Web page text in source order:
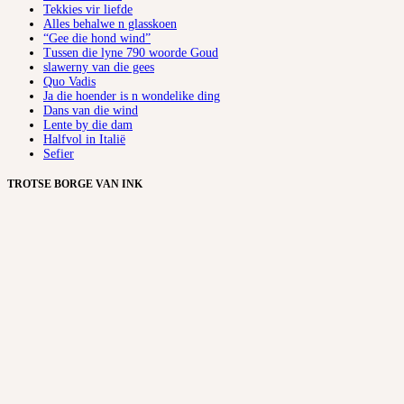
Tekkies vir liefde
Alles behalwe n glasskoen
“Gee die hond wind”
Tussen die lyne 790 woorde Goud
slawerny van die gees
Quo Vadis
Ja die hoender is n wondelike ding
Dans van die wind
Lente by die dam
Halfvol in Italië
Sefier
TROTSE BORGE VAN INK